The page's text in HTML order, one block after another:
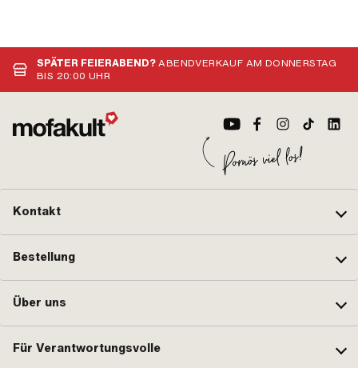
SPÄTER FEIERABEND?ABENDVERKAUF AM DONNERSTAG
BIS 20:00 UHR
Kontakt
Bestellung
Über uns
Für Verantwortungsvolle